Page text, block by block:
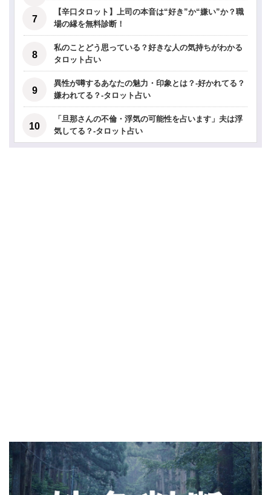
【辛口タロット】上司の本音は“好き”か“嫌い”か？職
場の縁を無料診断！
私のことどう思っている？好きな人の気持ちがわかる
タロット占い
異性が噂するあなたの魅力・印象とは？-好かれてる？
嫌われてる？-タロット占い
「旦那さんの不倫・浮気の可能性を占います」夫は浮
気してる？-タロット占い